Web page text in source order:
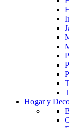
Hogar y